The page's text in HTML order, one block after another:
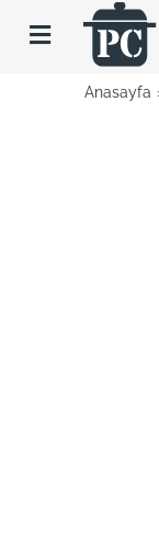
Toggle
Navigation
TariflerAnasayfa